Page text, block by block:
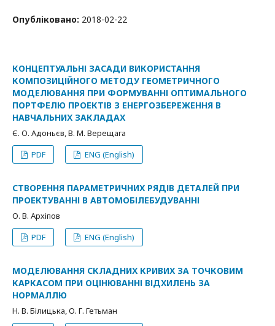
Опубліковано: 2018-02-22
КОНЦЕПТУАЛЬНІ ЗАСАДИ ВИКОРИСТАННЯ
КОМПОЗИЦІЙНОГО МЕТОДУ ГЕОМЕТРИЧНОГО
МОДЕЛЮВАННЯ ПРИ ФОРМУВАННІ ОПТИМАЛЬНОГО
ПОРТФЕЛЮ ПРОЕКТІВ З ЕНЕРГОЗБЕРЕЖЕННЯ В
НАВЧАЛЬНИХ ЗАКЛАДАХ
Є. О. Адоньєв, В. М. Верещага
PDF
ENG (English)
СТВОРЕННЯ ПАРАМЕТРИЧНИХ РЯДІВ ДЕТАЛЕЙ ПРИ
ПРОЕКТУВАННІ В АВТОМОБІЛЕБУДУВАННІ
О. В. Архіпов
PDF
ENG (English)
МОДЕЛЮВАННЯ СКЛАДНИХ КРИВИХ ЗА ТОЧКОВИМ
КАРКАСОМ ПРИ ОЦІНЮВАННІ ВІДХИЛЕНЬ ЗА
НОРМАЛЛЮ
Н. В. Білицька, О. Г. Гетьман